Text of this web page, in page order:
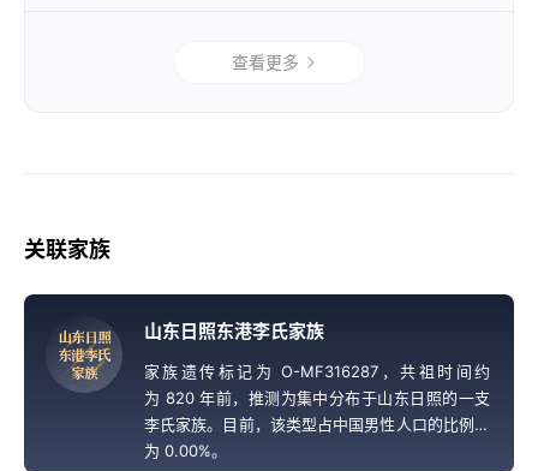
查看更多
关联家族
山东日照
东港李氏
家族
山东日照东港李氏家族
家族遗传标记为 O-MF316287，共祖时间约
为 820 年前，推测为集中分布于山东日照的一支
李氏家族。目前，该类型占中国男性人口的比例约
为 0.00%。